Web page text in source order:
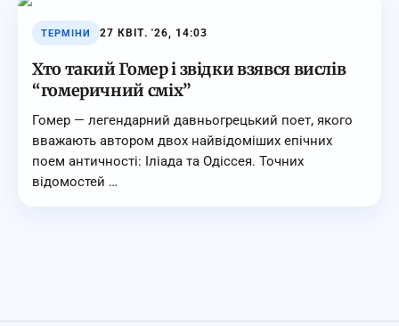
ТЕРМІНИ 27 КВІТ. '26, 14:03
Хто такий Гомер і звідки взявся вислів
“гомеричний сміх”
Гомер — легендарний давньогрецький поет, якого
вважають автором двох найвідоміших епічних
поем античності: Іліада та Одіссея. Точних
відомостей …